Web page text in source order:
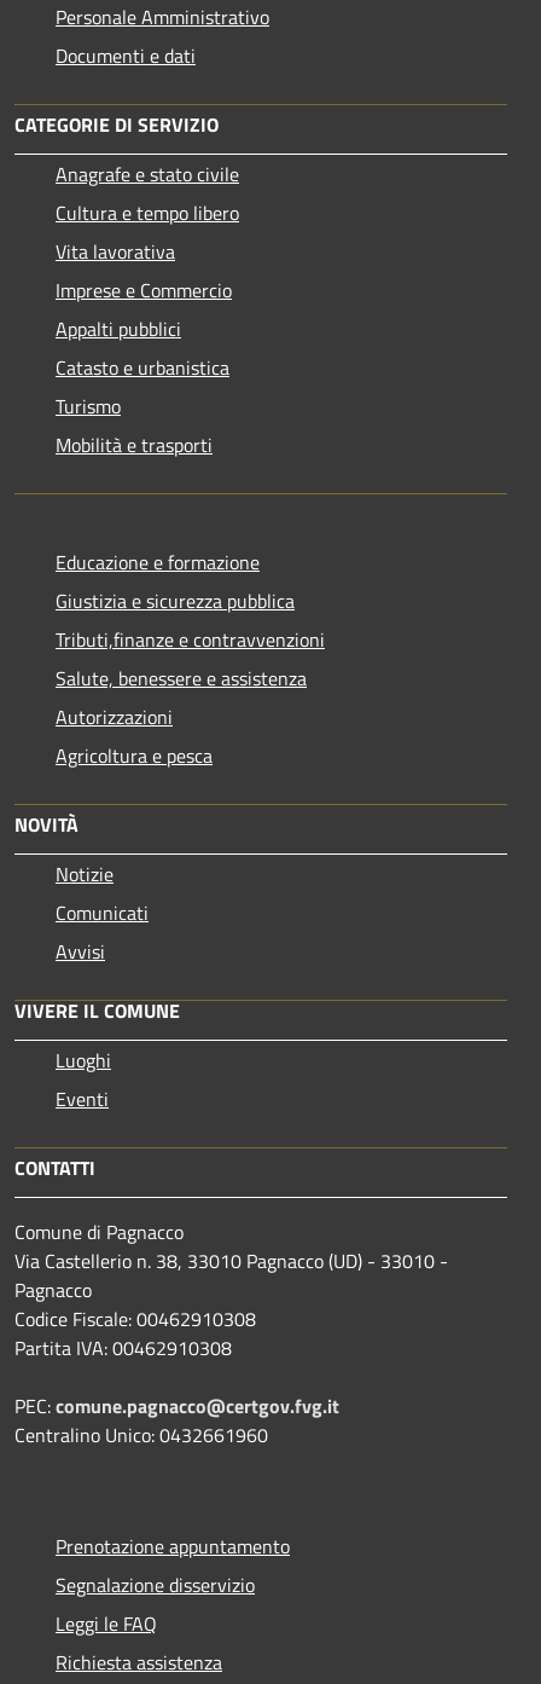
Personale Amministrativo
Documenti e dati
CATEGORIE DI SERVIZIO
Anagrafe e stato civile
Cultura e tempo libero
Vita lavorativa
Imprese e Commercio
Appalti pubblici
Catasto e urbanistica
Turismo
Mobilità e trasporti
Educazione e formazione
Giustizia e sicurezza pubblica
Tributi,finanze e contravvenzioni
Salute, benessere e assistenza
Autorizzazioni
Agricoltura e pesca
NOVITÀ
Notizie
Comunicati
Avvisi
VIVERE IL COMUNE
Luoghi
Eventi
CONTATTI
Comune di Pagnacco
Via Castellerio n. 38, 33010 Pagnacco (UD) - 33010 -
Pagnacco
Codice Fiscale: 00462910308
Partita IVA: 00462910308
PEC:comune.pagnacco@certgov.fvg.it
Centralino Unico: 0432661960
Prenotazione appuntamento
Segnalazione disservizio
Leggi le FAQ
Richiesta assistenza